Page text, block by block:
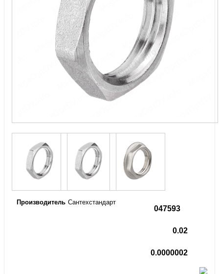
047593
0.02
0.0000002
Производитель Сантехстандарт